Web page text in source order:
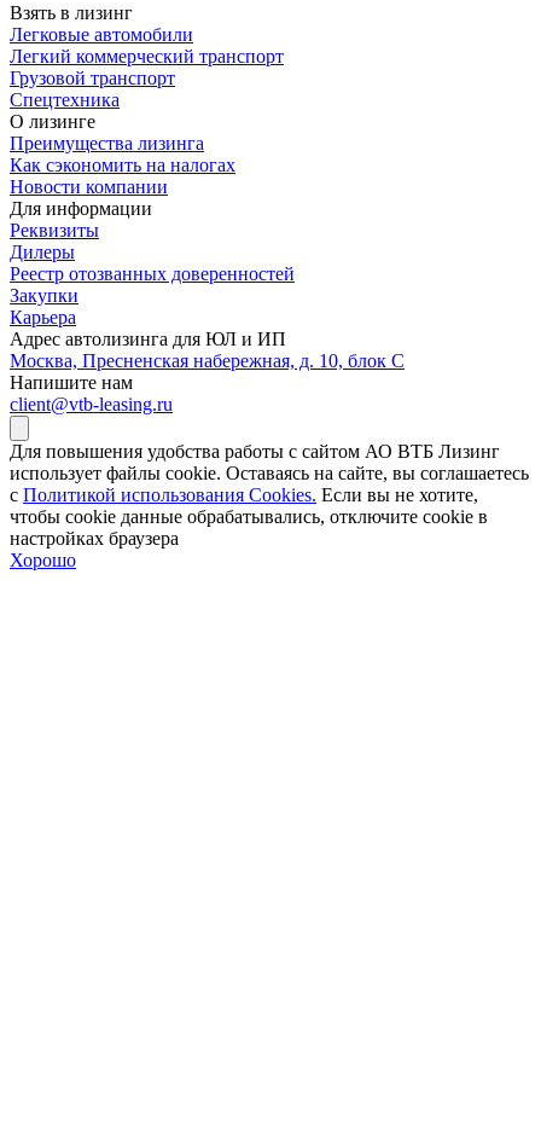
Взять в лизинг
Легковые автомобили
Легкий коммерческий транспорт
Грузовой транспорт
Спецтехника
О лизинге
Преимущества лизинга
Как сэкономить на налогах
Новости компании
Для информации
Реквизиты
Дилеры
Реестр отозванных доверенностей
Закупки
Карьера
Адрес автолизинга для ЮЛ и ИП
Москва, Пресненская набережная, д. 10, блок С
Напишите нам
client@vtb-leasing.ru
Для повышения удобства работы с сайтом АО ВТБ Лизинг
использует файлы cookie. Оставаясь на сайте, вы соглашаетесь
с Политикой использования Cookies. Если вы не хотите,
чтобы сookie данные обрабатывались, отключите cookie в
настройках браузера
Хорошо